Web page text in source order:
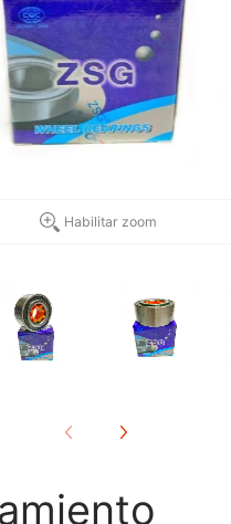
Habilitar zoom